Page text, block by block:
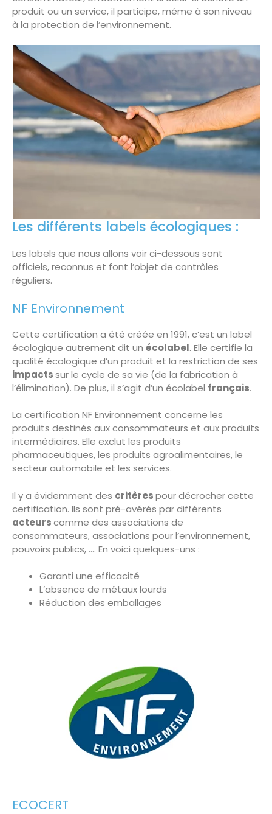
produit ou un service, il participe, même à son niveau
à la protection de l’environnement.
Les différents labels écologiques :
Les labels que nous allons voir ci-dessous sont
officiels, reconnus et font l’objet de contrôles
réguliers.
NF Environnement
Cette certification a été créée en 1991, c’est un label
écologique autrement dit un écolabel. Elle certifie la
qualité écologique d’un produit et la restriction de ses
impactssur le cycle de sa vie (de la fabrication à
l’élimination). De plus, il s’agit d’un écolabel français.
La certification NF Environnement concerne les
produits destinés aux consommateurs et aux produits
intermédiaires. Elle exclut les produits
pharmaceutiques, les produits agroalimentaires, le
secteur automobile et les services.
Il y a évidemment des critèrespour décrocher cette
certification. Ils sont pré-avérés par différents
acteurscomme des associations de
consommateurs, associations pour l’environnement,
pouvoirs publics, …. En voici quelques-uns :
Garanti une efficacité
L’absence de métaux lourds
Réduction des emballages
ECOCERT